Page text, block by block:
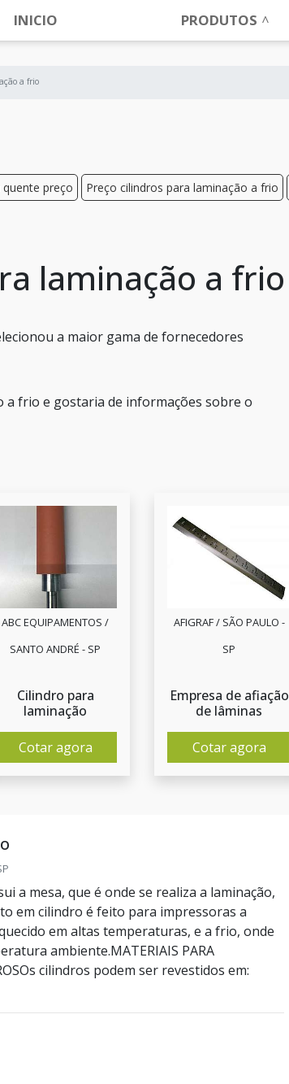
INICIO PRODUTOS
a frio
preço Preço cilindros para laminação a frio
laminação a frio
a maior gama de fornecedores
a frio e gostaria de informações sobre o
ABC EQUIPAMENTOS /
SANTO ANDRÉ - SP
Cilindro para
laminação
Cotar agora
AFIGRAF / SÃO PAULO -
SP
Empresa de afiação
de lâminas
Cotar agora
a mesa, que é onde se realiza a laminação,
em cilindro é feito para impressoras a
em altas temperaturas, e a frio, onde
ambiente.MATERIAIS PARA
cilindros podem ser revestidos em: